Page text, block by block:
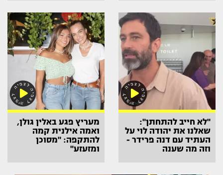
"לא חייב להתחתן":
שאלנו את יהודה לוי על
העתיד עם דנה פרידר -
וזה מה שענה
מעריץ פגע באלין גולן,
ואמה אילנית קמה
להתקפה: "מסוכן
ומזעזע"